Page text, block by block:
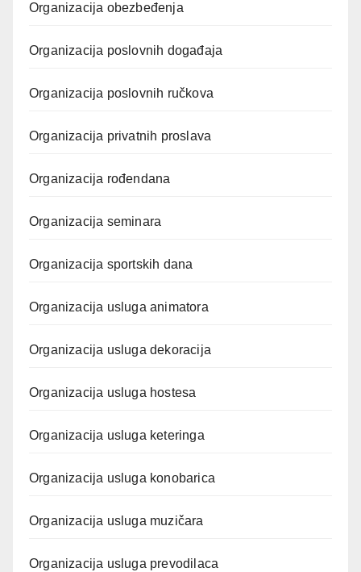
Organizacija obezbeđenja
Organizacija poslovnih događaja
Organizacija poslovnih ručkova
Organizacija privatnih proslava
Organizacija rođendana
Organizacija seminara
Organizacija sportskih dana
Organizacija usluga animatora
Organizacija usluga dekoracija
Organizacija usluga hostesa
Organizacija usluga keteringa
Organizacija usluga konobarica
Organizacija usluga muzičara
Organizacija usluga prevodilaca